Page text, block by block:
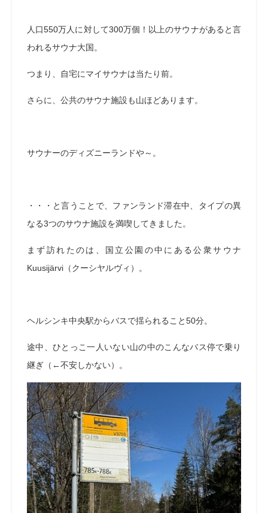
人口550万人に対して300万個！以上のサウナがあると言
われるサウナ大国。
つまり、自宅にマイサウナは当たり前。
さらに、公共のサウナ施設も山ほどあります。
サウナーのディズニーランドや～。
・・・と言うことで、ファンランド滞在中、タイプの異
なる3つのサウナ施設を満喫してきました。
まず訪れたのは、国立公園の中にある公衆サウナ
Kuusijärvi（クーシヤルヴィ）。
ヘルシンキ中央駅からバスで揺られること50分。
途中、ひとっこ一人いない山の中のこんなバス停で乗り
継ぎ（←不安しかない）。